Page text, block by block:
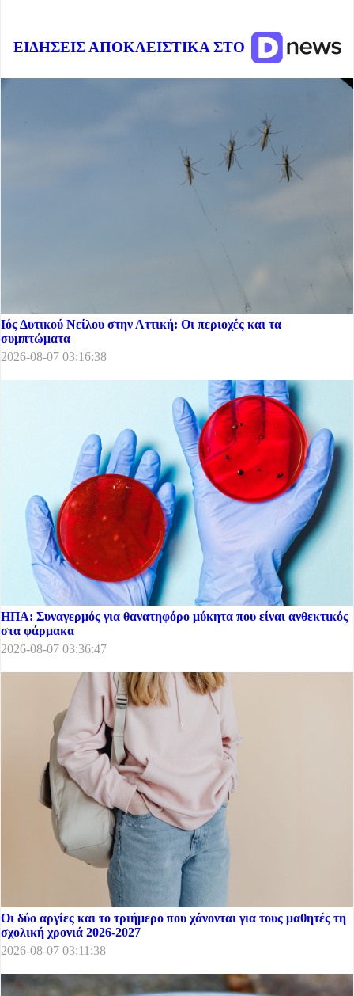
ΕΙΔΗΣΕΙΣ ΑΠΟΚΛΕΙΣΤΙΚΑ ΣΤΟ
Ιός Δυτικού Νείλου στην Αττική: Οι περιοχές και τα
συμπτώματα
2026-08-07 03:16:38
ΗΠΑ: Συναγερμός για θανατηφόρο μύκητα που είναι ανθεκτικός
στα φάρμακα
2026-08-07 03:36:47
Οι δύο αργίες και το τριήμερο που χάνονται για τους μαθητές τη
σχολική χρονιά 2026-2027
2026-08-07 03:11:38